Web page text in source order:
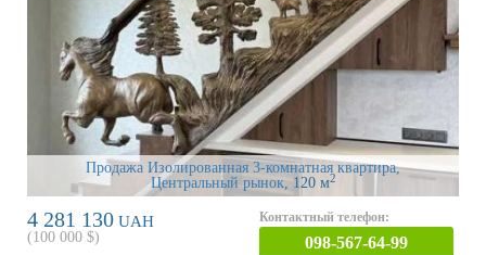
Продажа Изолированная 3-комнатная квартира,
Центральный рынок, 120 м2
4 281 130 UAH
(100 000 $)
Контактный телефон:
098-567-64-99